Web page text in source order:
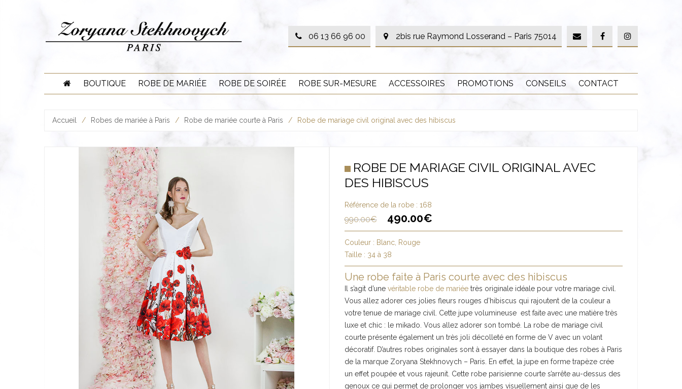
06 13 66 96 00 2bis rue Raymond Losserand – Paris 75014
BOUTIQUE ROBE DE MARIÉE ROBE DE SOIRÉE ROBE SUR-MESURE ACCESSOIRES PROMOTIONS CONSEILS CONTACT
Accueil / Robes de mariée à Paris / Robe de mariée courte à Paris / Robe de mariage civil original avec des hibiscus
ROBE DE MARIAGE CIVIL ORIGINAL AVEC
DES HIBISCUS
Référence de la robe : 168
990.00€ 490.00€
Couleur : Blanc, Rouge
Taille : 34 à 38
Une robe faite à Paris courte avec des hibiscus
Il s’agit d’une véritable robe de mariéetrès originale idéale pour votre mariage civil.
Vous allez adorer ces jolies fleurs rouges d’hibiscus qui rajoutent de la couleur a
votre tenue de mariage civil. Cette jupe volumineuse est faite avec une matière très
luxe et chic : le mikado. Vous allez adorer son tombé. La robe de mariage civil
courte présente également un très joli décolleté en forme de V avec un volant
décoratif. D’autres robes originales sont à essayer dans la boutique des robes à Paris
de la marque Zoryana Stekhnovych – Paris. En effet, la jupe en forme trapèze crée
un effet poupée et vous rajeunit. Cette robe parisienne courte s’arrête au-dessus des
genoux ce qui permet de prolonger vos jambes visuellement ainsi que de les